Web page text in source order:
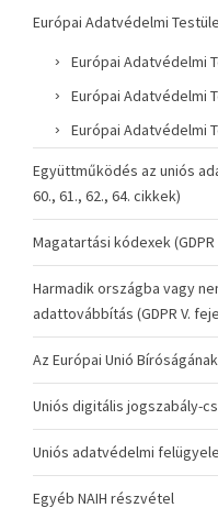
Európai Adatvédelmi
Európai Adatvédelmi
Európai Adatvédelmi
Európai Adatvédelmi
Együttműködés az uniós
60., 61., 62., 64. cikkek)
Magatartási kódexek (GDPR
Harmadik országba vagy
adattovábbítás (GDPR V.
Az Európai Unió
Uniós digitális jogszabály-
Uniós adatvédelmi
Egyéb NAIH részvétel